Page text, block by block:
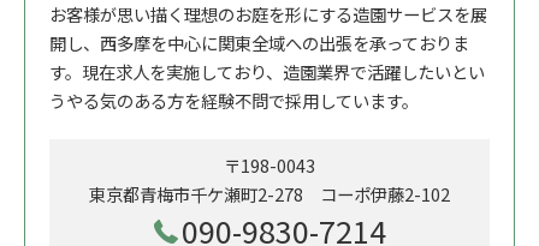
お客様が思い描く理想のお庭を形にする造園サービスを展
開し、西多摩を中心に関東全域への出張を承っておりま
す。現在求人を実施しており、造園業界で活躍したいとい
うやる気のある方を経験不問で採用しています。
〒198-0043
東京都青梅市千ケ瀬町2-278 コーポ伊藤2-102
090-9830-7214